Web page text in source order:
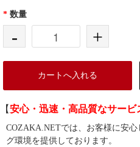
* 数量
- +
カートへ入れる
【安心・迅速・高品質なサービ
COZAKA.NETでは、お客様に安
グ環境を提供しております。